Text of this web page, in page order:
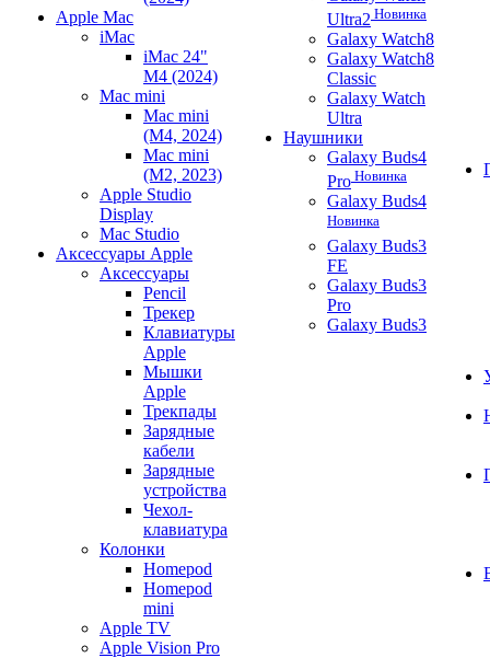
Apple Mac
iMac
iMac 24"
M4 (2024)
Mac mini
Mac mini
(M4, 2024)
Mac mini
(M2, 2023)
Apple Studio
Display
Mac Studio
Аксессуары Apple
Аксессуары
Pencil
Трекер
Клавиатуры
Apple
Мышки
Apple
Трекпады
Зарядные
кабели
Зарядные
устройства
Чехол-
клавиатура
Колонки
Homepod
Homepod
mini
Apple TV
Apple Vision Pro
Ultra2 Новинка
Galaxy Watch8
Galaxy Watch8
Classic
Galaxy Watch
Ultra
Наушники
Galaxy Buds4
Pro Новинка
Galaxy Buds4
Новинка
Galaxy Buds3
FE
Galaxy Buds3
Pro
Galaxy Buds3